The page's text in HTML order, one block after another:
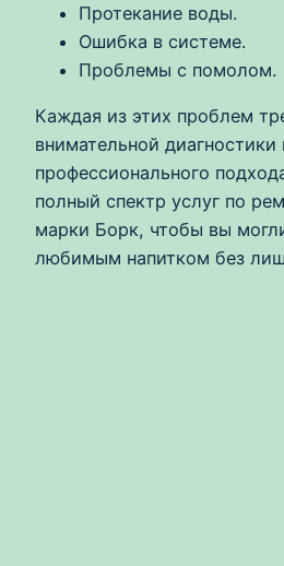
Протекание воды.
Ошибка в системе.
Проблемы с помолом.
Каждая из этих проблем
внимательной диагностики
профессионального
полный спектр услуг по
марки Борк, чтобы вы
любимым напитком без